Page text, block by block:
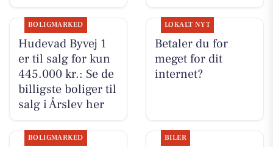
BOLIGMARKED
Hudevad Byvej 1
er til salg for kun
445.000 kr.: Se de
billigste boliger til
salg i Årslev her
LOKALT NYT
Betaler du for
meget for dit
internet?
BOLIGMARKED BILER